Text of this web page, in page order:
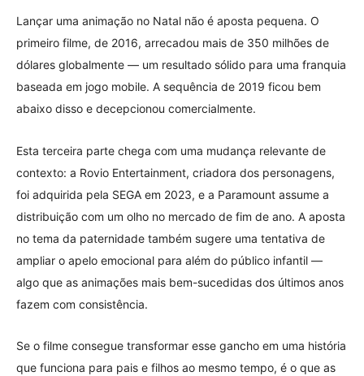
Lançar uma animação no Natal não é aposta pequena. O
primeiro filme, de 2016, arrecadou mais de 350 milhões de
dólares globalmente — um resultado sólido para uma franquia
baseada em jogo mobile. A sequência de 2019 ficou bem
abaixo disso e decepcionou comercialmente.
Esta terceira parte chega com uma mudança relevante de
contexto: a Rovio Entertainment, criadora dos personagens,
foi adquirida pela SEGA em 2023, e a Paramount assume a
distribuição com um olho no mercado de fim de ano. A aposta
no tema da paternidade também sugere uma tentativa de
ampliar o apelo emocional para além do público infantil —
algo que as animações mais bem-sucedidas dos últimos anos
fazem com consistência.
Se o filme consegue transformar esse gancho em uma história
que funciona para pais e filhos ao mesmo tempo, é o que as